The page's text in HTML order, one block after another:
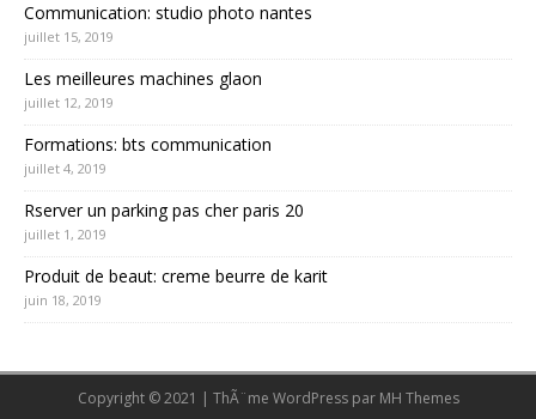
Communication: studio photo nantes
juillet 15, 2019
Les meilleures machines glaon
juillet 12, 2019
Formations: bts communication
juillet 4, 2019
Rserver un parking pas cher paris 20
juillet 1, 2019
Produit de beaut: creme beurre de karit
juin 18, 2019
Copyright © 2021 | ThÃ¨me WordPress par MH Themes